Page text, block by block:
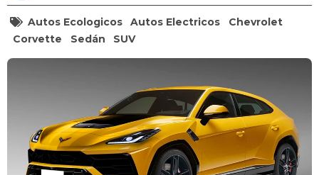
Autos Ecologicos Autos Electricos
Chevrolet
Corvette
Sedán SUV